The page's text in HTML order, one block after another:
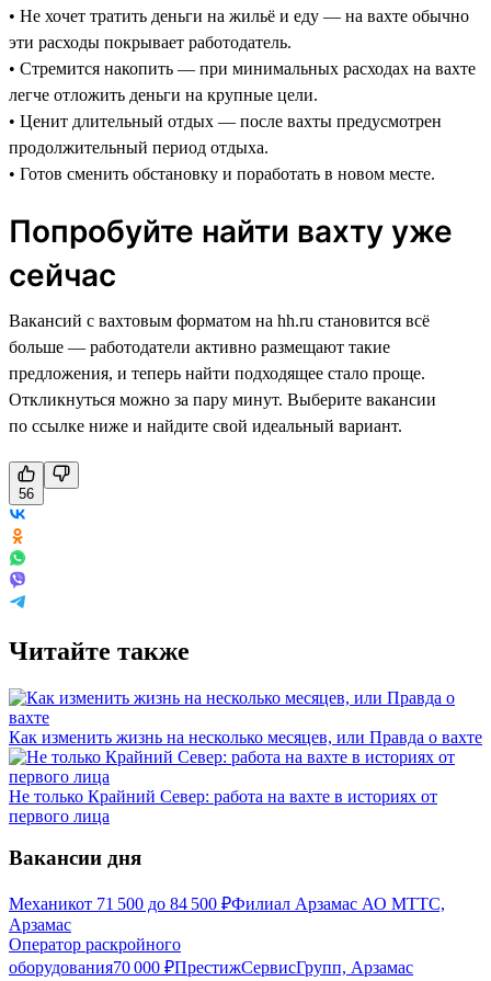
• Не хочет тратить деньги на жильё и еду — на вахте обычно
эти расходы покрывает работодатель.
• Стремится накопить — при минимальных расходах на вахте
легче отложить деньги на крупные цели.
• Ценит длительный отдых — после вахты предусмотрен
продолжительный период отдыха.
• Готов сменить обстановку и поработать в новом месте.
Попробуйте найти вахту уже
сейчас
Вакансий с вахтовым форматом на hh.ru становится всё
больше — работодатели активно размещают такие
предложения, и теперь найти подходящее стало проще.
Откликнуться можно за пару минут. Выберите вакансии
по ссылке ниже и найдите свой идеальный вариант.
56
Читайте также
Как изменить жизнь на несколько месяцев, или Правда о вахте
Не только Крайний Север: работа на вахте в историях от
первого лица
Вакансии дня
Механикот 71 500 до 84 500 ₽Филиал Арзамас АО МТТС,
Арзамас
Оператор раскройного
оборудования70 000 ₽ПрестижСервисГрупп, Арзамас